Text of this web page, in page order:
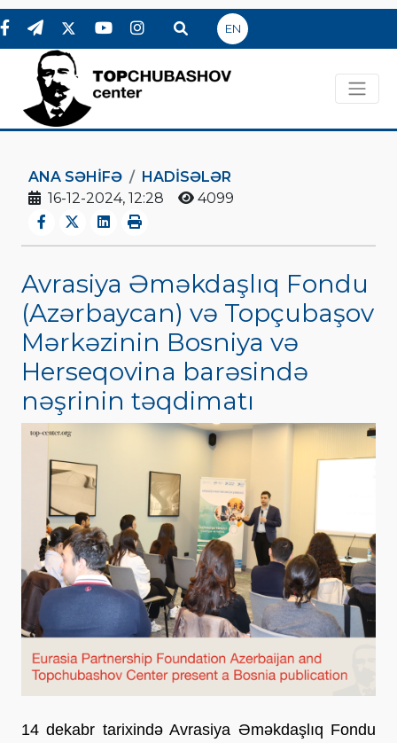
EN
ANA SƏHIFƏ
HADİSƏLƏR
16-12-2024, 12:28
4099
Avrasiya Əməkdaşlıq Fondu
(Azərbaycan) və Topçubaşov
Mərkəzinin Bosniya və
Herseqovina barəsində
nəşrinin təqdimatı
14 dekabr tarixində Avrasiya Əməkdaşlıq Fondu